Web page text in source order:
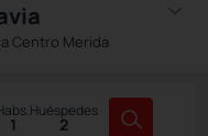
Centro Merida
1
Huéspedes
2